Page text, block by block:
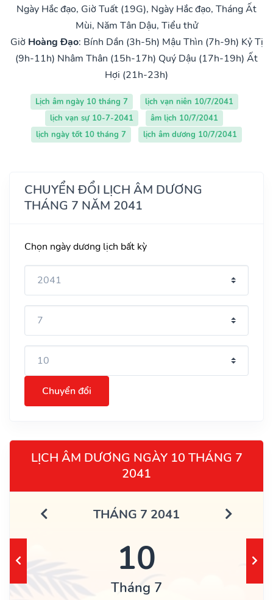
Ngày Hắc đạo, Giờ Tuất (19G), Ngày Hắc đạo, Tháng Ất
Mùi, Năm Tân Dậu, Tiểu thử
Giờ Hoàng Đạo: Bính Dần (3h-5h) Mậu Thìn (7h-9h) Kỷ Tị
(9h-11h) Nhâm Thân (15h-17h) Quý Dậu (17h-19h) Ất
Hợi (21h-23h)
Lịch âm ngày 10 tháng 7
lịch vạn niên 10/7/2041
lịch vạn sự 10-7-2041
âm lịch 10/7/2041
lịch ngày tốt 10 tháng 7
lịch âm dương 10/7/2041
CHUYỂN ĐỔI LỊCH ÂM DƯƠNG
THÁNG 7 NĂM 2041
Chọn ngày dương lịch bất kỳ
Chuyển đổi
LỊCH ÂM DƯƠNG NGÀY 10 THÁNG 7
2041
THÁNG 7 2041
10
Tháng 7